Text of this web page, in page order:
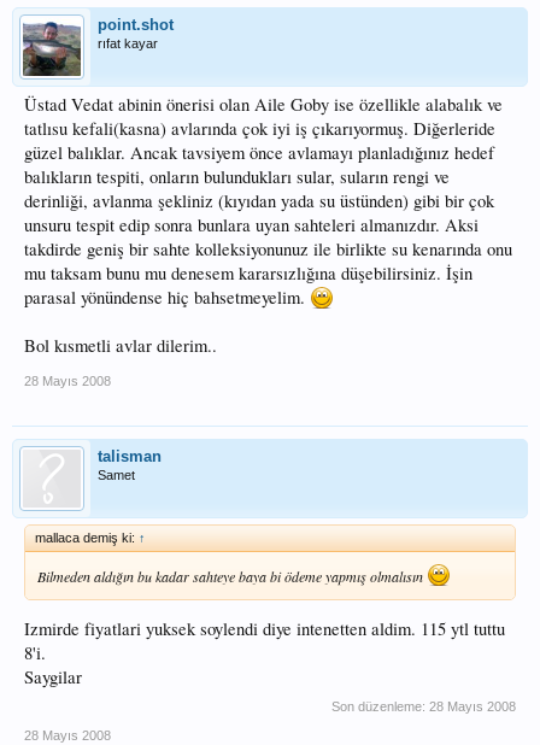
point.shot
rıfat kayar
Üstad Vedat abinin önerisi olan Aile Goby ise özellikle alabalık ve
tatlısu kefali(kasna) avlarında çok iyi iş çıkarıyormuş. Diğerleride
güzel balıklar. Ancak tavsiyem önce avlamayı planladığınız hedef
balıkların tespiti, onların bulundukları sular, suların rengi ve
derinliği, avlanma şekliniz (kıyıdan yada su üstünden) gibi bir çok
unsuru tespit edip sonra bunlara uyan sahteleri almanızdır. Aksi
takdirde geniş bir sahte kolleksiyonunuz ile birlikte su kenarında onu
mu taksam bunu mu denesem kararsızlığına düşebilirsiniz. İşin
parasal yönündense hiç bahsetmeyelim.
Bol kısmetli avlar dilerim..
28 Mayıs 2008
talisman
Samet
mallaca demiş ki: ↑
Bilmeden aldığın bu kadar sahteye baya bi ödeme yapmış olmalısın
Izmirde fiyatlari yuksek soylendi diye intenetten aldim. 115 ytl tuttu
8'i.
Saygilar
Son düzenleme: 28 Mayıs 2008
28 Mayıs 2008